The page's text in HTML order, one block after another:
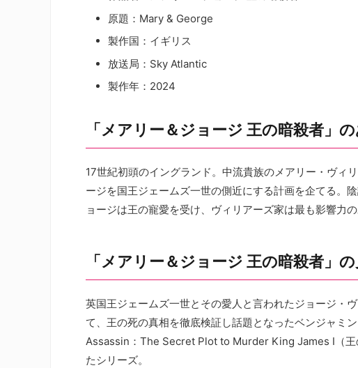
原題：Mary & George
製作国：イギリス
放送局：Sky Atlantic
製作年：2024
「メアリー＆ジョージ 王の暗殺者」
17世紀初頭のイングランド。中流貴族のメアリー・ヴィ
ージを国王ジェームズ一世の側近にする計画を企てる。
ョージは王の寵愛を受け、ヴィリアーズ家は最も影響力
「メアリー＆ジョージ 王の暗殺者」
英国王ジェームズ一世とその愛人と言われたジョージ・
て、王の死の真相を徹底検証し話題となったベンジャミ
Assassin：The Secret Plot to Murder King James I（王
たシリーズ。